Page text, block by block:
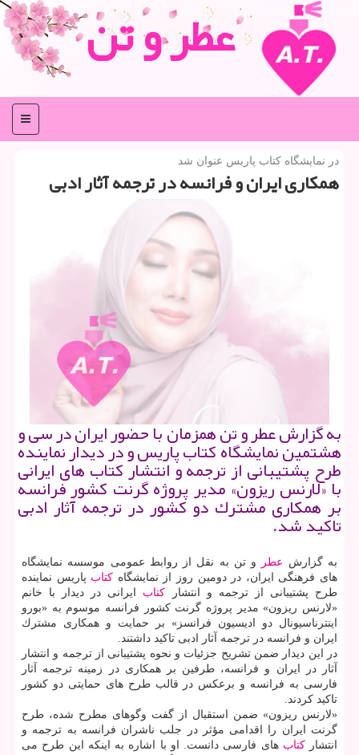
عطر و تن
منو
در نمایشگاه كتاب پاریس عنوان شد
همكاری ایران و فرانسه در ترجمه آثار ادبی
به گزارش عطر و تن همزمان با حضور ایران در سی و
هشتمین نمایشگاه كتاب پاریس و در دیدار نماینده
طرح پشتیبانی از ترجمه و انتشار كتاب های ایرانی
با «لارنس ریزون» مدیر پروژه گرنت كشور فرانسه
بر همكاری مشترك دو كشور در ترجمه آثار ادبی
تاكید شد.
به گزارش عطر
و تن به نقل از روابط عمومی موسسه نمایشگاه
های فرهنگی ایران، در دومین روز از نمایشگاه كتاب پاریس نماینده
طرح پشتیبانی از ترجمه و انتشار كتاب ایرانی در دیدار با خانم
«لارنس ریزون» مدیر پروژه گرنت كشور فرانسه موسوم به «بورو
اینترناسیونال دو ادیسیون فرانسز» بر حمایت و همكاری مشترك
ایران و فرانسه در ترجمه آثار ادبی تاكید داشتند.
در این دیدار ضمن تشریح جزئیات و نحوه پشتیبانی از ترجمه و انتشار
آثار در ایران و فرانسه، طرفین بر همكاری در زمینه ترجمه آثار
فارسی به فرانسه و برعكس در قالب طرح های حمایتی دو كشور
تاكید كردند.
«لارنس ریزون» ضمن استقبال از گفت وگوهای مطرح شده، طرح
گرنت ایران را اقدامی مؤثر در جلب ناشران فرانسه به ترجمه و
انتشاركتاب های فارسی دانست. او با اشاره به اینكه این طرح می